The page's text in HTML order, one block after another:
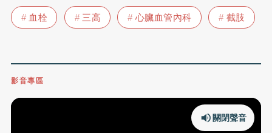
血栓 三高 心臟血管內科 截肢
影音專區
關閉聲音